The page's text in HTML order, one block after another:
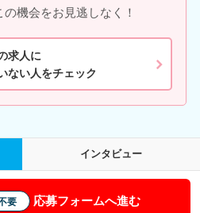
機会をお見逃しなく！
求人に
ない人をチェック
インタビュー
要 応募フォームへ進む